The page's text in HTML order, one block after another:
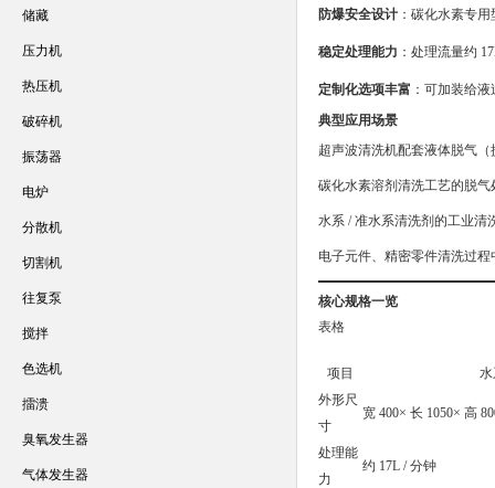
防爆安全设计：碳化水素专用
稳定处理能力 ：处理流量约
定制化选项丰富 ：可加装给
典型应用场景
超声波清洗机配套液体脱气
碳化水素溶剂清洗工艺的脱气
水系 / 准水系清洗剂的工业清
电子元件、精密零件清洗过程
核心规格一览
表格
项目
外形尺
寸
宽 400× 长 1050× 高
处理能
力
约 17L / 分钟
储藏
压力机
热压机
破碎机
振荡器
电炉
分散机
切割机
往复泵
搅拌
色选机
擂溃
臭氧发生器
气体发生器